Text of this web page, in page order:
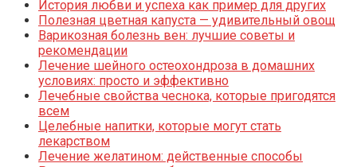
История любви и успеха как пример для других
Полезная цветная капуста — удивительный овощ
Варикозная болезнь вен: лучшие советы и
рекомендации
Лечение шейного остеохондроза в домашних
условиях: просто и эффективно
Лечебные свойства чеснока, которые пригодятся
всем
Целебные напитки, которые могут стать
лекарством
Лечение желатином: действенные способы